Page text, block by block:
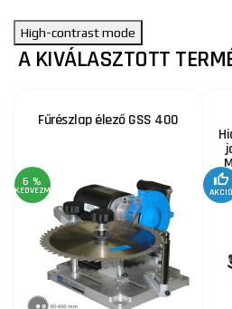
High-contrast mode
A KIVÁLASZTOTT
Fűrészlap élező GSS 400
6 %
KEDVEZMÉNY AKCIÓ